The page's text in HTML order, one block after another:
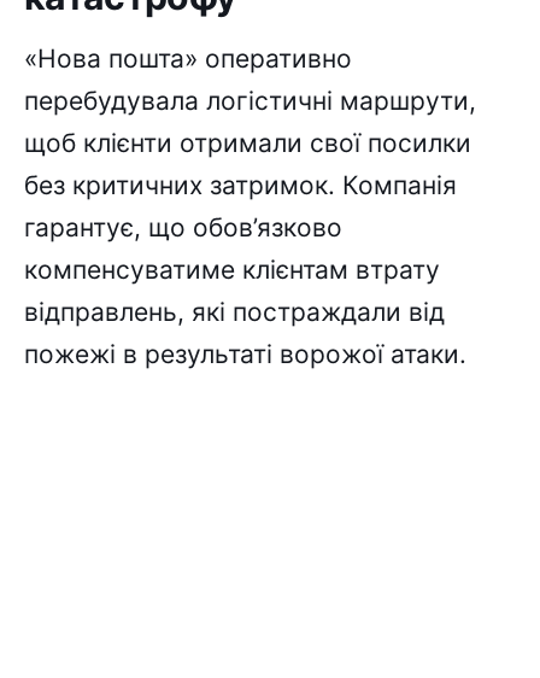
«Нова пошта» оперативно
перебудувала логістичні маршрути,
щоб клієнти отримали свої посилки
без критичних затримок. Компанія
гарантує, що обов’язково
компенсуватиме клієнтам втрату
відправлень, які постраждали від
пожежі в результаті ворожої атаки.